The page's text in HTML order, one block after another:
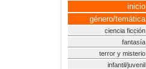
inicio
género/temática
ciencia ficción
fantasía
terror y misterio
infantil/juvenil